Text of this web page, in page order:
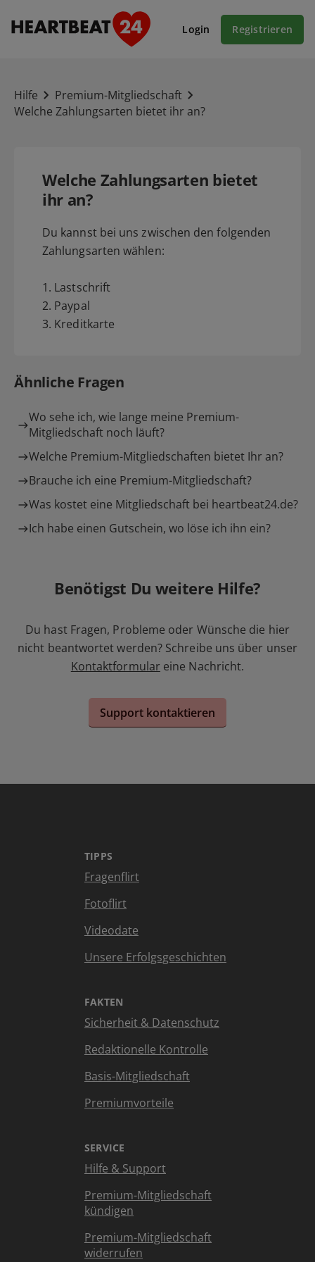
Login Registrieren
Hilfe
Premium-Mitgliedschaft
Welche Zahlungsarten bietet ihr an?
Welche Zahlungsarten bietet
ihr an?
Du kannst bei uns zwischen den folgenden
Zahlungsarten wählen:
1. Lastschrift
2. Paypal
3. Kreditkarte
Ähnliche Fragen
Wo sehe ich, wie lange meine Premium-
Mitgliedschaft noch läuft?
Welche Premium-Mitgliedschaften bietet Ihr an?
Brauche ich eine Premium-Mitgliedschaft?
Was kostet eine Mitgliedschaft bei heartbeat24.de?
Ich habe einen Gutschein, wo löse ich ihn ein?
Benötigst Du weitere Hilfe?
Du hast Fragen, Probleme oder Wünsche die hier
nicht beantwortet werden? Schreibe uns über unser
Kontaktformular eine Nachricht.
Support kontaktieren
TIPPS
Fragenflirt
Fotoflirt
Videodate
Unsere Erfolgsgeschichten
FAKTEN
Sicherheit & Datenschutz
Redaktionelle Kontrolle
Basis-Mitgliedschaft
Premiumvorteile
SERVICE
Hilfe & Support
Premium-Mitgliedschaft
kündigen
Premium-Mitgliedschaft
widerrufen